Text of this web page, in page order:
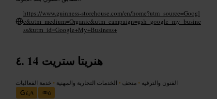
https://www.guinness-storehouse.com/en/home?utm_source=Googl
e&utm_medium=Organic&utm_campaign=gsh_google_my_busine
ss&utm_id=Google+My+Business+
14 هنريتا ستريت
الفنون والترفيه • متحف • الخدمات التجارية والمهنية • خدمة الفعاليات
٤٫٩
٥